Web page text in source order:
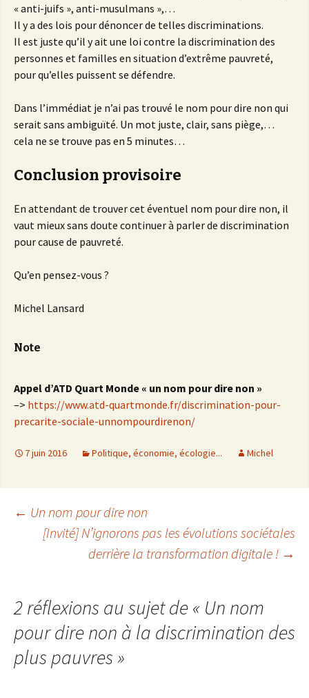
« anti-juifs », anti-musulmans »,…
Il y a des lois pour dénoncer de telles discriminations.
Il est juste qu’il y ait une loi contre la discrimination des
personnes et familles en situation d’extrême pauvreté,
pour qu’elles puissent se défendre.
Dans l’immédiat je n’ai pas trouvé le nom pour dire non qui
serait sans ambiguïté. Un mot juste, clair, sans piège,…
cela ne se trouve pas en 5 minutes…
Conclusion provisoire
En attendant de trouver cet éventuel nom pour dire non, il
vaut mieux sans doute continuer à parler de discrimination
pour cause de pauvreté.
Qu’en pensez-vous ?
Michel Lansard
Note
Appel d’ATD Quart Monde « un nom pour dire non »
–> https://www.atd-quartmonde.fr/discrimination-pour-
precarite-sociale-unnompourdirenon/
7 juin 2016 Politique, économie, écologie... Michel
Navigation
des
articles
← Un nom pour dire non
[Invité] N’ignorons pas les évolutions sociétales
derrière la transformation digitale ! →
2 réflexions au sujet de « Un nom
pour dire non à la discrimination des
plus pauvres»